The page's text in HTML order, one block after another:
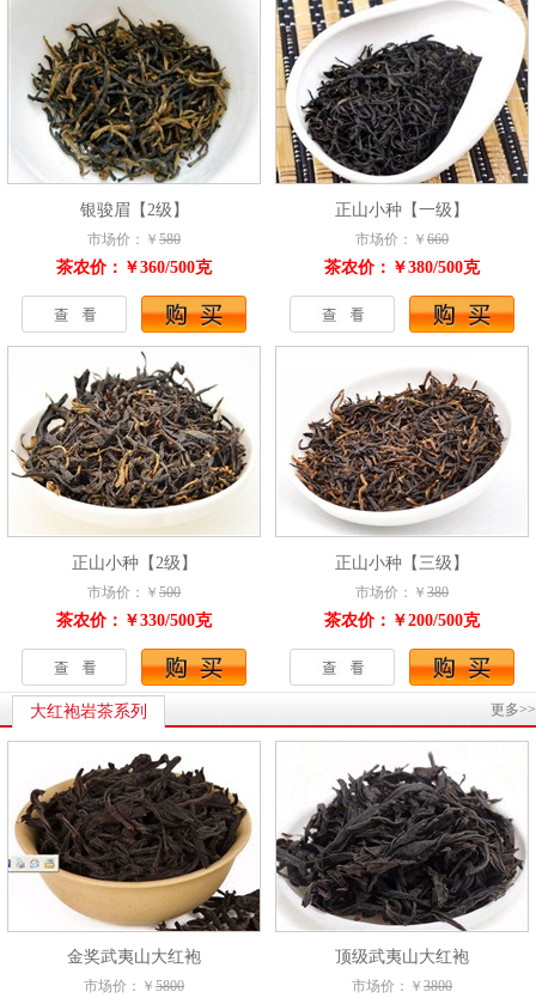
银骏眉【2级】
市场价：￥ 580
茶农价：￥360/500克
正山小种【一级】
市场价：￥ 660
茶农价：￥380/500克
正山小种【2级】
市场价：￥ 500
茶农价：￥330/500克
正山小种【三级】
市场价：￥ 380
茶农价：￥200/500克
大红袍岩茶系列 更多>>
金奖武夷山大红袍
市场价：￥ 5800
顶级武夷山大红袍
市场价：￥ 3800